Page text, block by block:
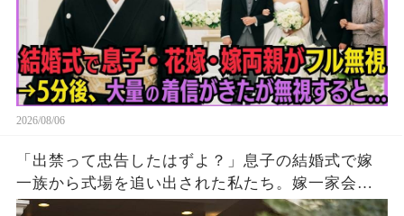
2026/08/06
「出禁って忠告したはずよ？」息子の結婚式で嫁
一族から式場を追い出された私たち。嫁一家会社
の大株主の私が株主総会で社長解任案を出すと